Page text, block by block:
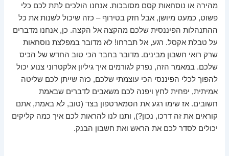
מהירה או נוסחאות קסם מסובכות. אנחנו הולכים לתת לכם כלי
פשוט, כמעט מיושן, אבל חזק בטירוף – כזה שיכול לשנות את כל
ההתנהלות הפיננסית שלכם מהקצה אל הקצה. כן, אנחנו מדברים
על טבלת אקסל. רגע, אל תברחו! לא מדובר במפלצת נוסחאות
שרק רואי חשבון מבינים. מדובר בחבר הכי טוב החדש של הכיס
שלכם. במאמר הזה, נפרק לגורמים איך גיליון אלקטרוני צנוע יכול
להפוך לכלי הפיננסי הכי עוצמתי שלכם, כזה שייתן לכם שליטה
אמיתית, יפחית לחץ ויפנה לכם משאבים לדברים שבאמת
חשובים. אז שימו רגע את הסמארטפון בצד (טוב, לא באמת, אתם
קוראים את זה דרכו, נכון?), ותנו לנו להראות לכם איך כמה קליקים
יכולים לסדר לכם את הראש ואת חשבון הבנק.